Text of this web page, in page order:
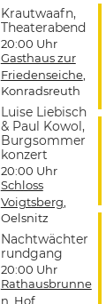
Krautwaafn,
Theaterabend
20:00 Uhr
Gasthaus zur
Friedenseiche,
Konradsreuth
Luise Liebisch
& Paul Kowol,
Burgsommer
konzert
20:00 Uhr
Schloss
Voigtsberg
Oelsnitz
Nachtwächter
rundgang
20:00 Uhr
Rathausbrunne
n , Hof